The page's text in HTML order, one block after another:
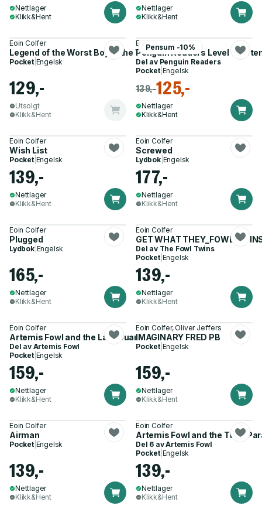
Nettlager
Klikk&Hent
Nettlager
Klikk&Hent
Eoin Colfer
Legend of the Worst Boy in the World
Pocket| Engelsk
129,-
Utsolgt
Klikk&Hent
Pensum -10%
Eoin Colfer
Penguin Readers Level 4:
Del av Penguin Readers
Pocket| Engelsk
139,-125,-
Nettlager
Klikk&Hent
Eoin Colfer
Wish List
Pocket| Engelsk
139,-
Nettlager
Klikk&Hent
Eoin Colfer
Screwed
Lydbok| Engelsk
177,-
Nettlager
Klikk&Hent
Eoin Colfer
Plugged
Lydbok| Engelsk
165,-
Nettlager
Klikk&Hent
Eoin Colfer
GET WHAT THEY_FOWL
Del av The Fowl Twins
Pocket| Engelsk
139,-
Nettlager
Klikk&Hent
Eoin Colfer
Artemis Fowl and the Last Guardian
Del av Artemis Fowl
Pocket| Engelsk
159,-
Nettlager
Klikk&Hent
Eoin Colfer, Oliver Jeffers
IMAGINARY FRED PB
Pocket| Engelsk
159,-
Nettlager
Klikk&Hent
Eoin Colfer
Airman
Pocket| Engelsk
139,-
Nettlager
Klikk&Hent
Eoin Colfer
Artemis Fowl and the Time
Del 6 avArtemis Fowl
Pocket| Engelsk
139,-
Nettlager
Klikk&Hent